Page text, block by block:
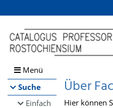
Browsen
direkt zum Inhalt
Menü
Suche
Einfach
Über
Hier können